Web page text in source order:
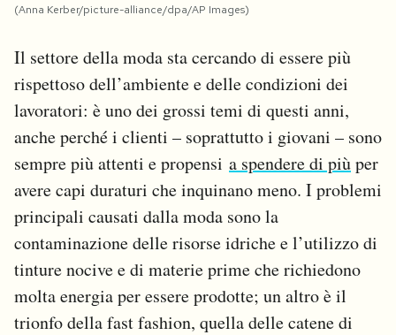
CALENDARIO
AREA PERSONALE
Area Personale
Newsletter
Notifiche mobile
Regala il Post
Hai bisogno di aiuto?
(Anna Kerber/picture-alliance/dpa/AP Images)
Il settore della moda sta cercando di essere più
rispettoso dell’ambiente e delle condizioni dei
lavoratori: è uno dei grossi temi di questi anni,
anche perché i clienti – soprattutto i giovani – sono
sempre più attenti e propensi a spendere di piùper
avere capi duraturi che inquinano meno. I problemi
principali causati dalla moda sono la
contaminazione delle risorse idriche e l’utilizzo di
tinture nocive e di materie prime che richiedono
molta energia per essere prodotte; un altro è il
trionfo della fast fashion, quella delle catene di